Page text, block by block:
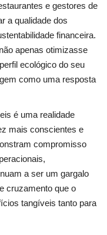
e gestores de
a qualidade dos
financeira.
apenas otimizasse
ecológico do seu
como uma resposta
é uma realidade
mais conscientes e
compromisso
a ser um gargalo
cruzamento que o
tangíveis tanto para